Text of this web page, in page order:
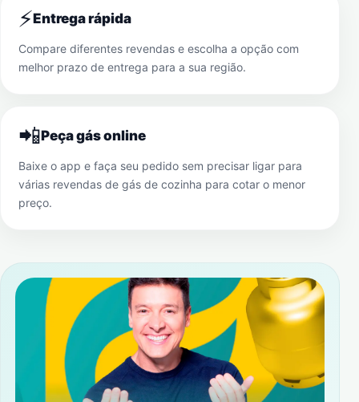
⚡Entrega rápida
Compare diferentes revendas e escolha a opção com
melhor prazo de entrega para a sua região.
📲Peça gás online
Baixe o app e faça seu pedido sem precisar ligar para
várias revendas de gás de cozinha para cotar o menor
preço.